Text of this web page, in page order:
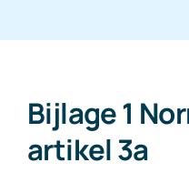
Bijlage 1
artikel 3a